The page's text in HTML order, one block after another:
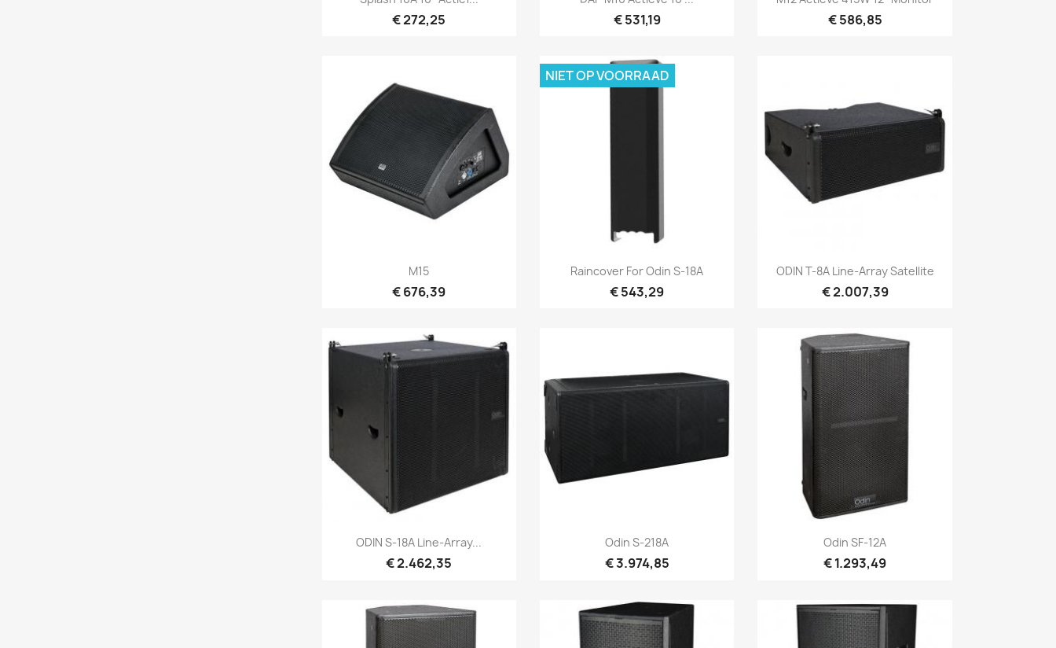
€ 272,25 € 531,19 € 586,85
Snel bekijken
M15
€ 676,39
Snel bekijken
Raincover For Odin S-18A
€ 543,29
NIET OP VOORRAAD
Snel bekijken
ODIN T-8A Line-Array Satellite
€ 2.007,39
Snel bekijken
ODIN S-18A Line-Array...
€ 2.462,35
Snel bekijken
Odin S-218A
€ 3.974,85
Snel bekijken
Odin SF-12A
€ 1.293,49